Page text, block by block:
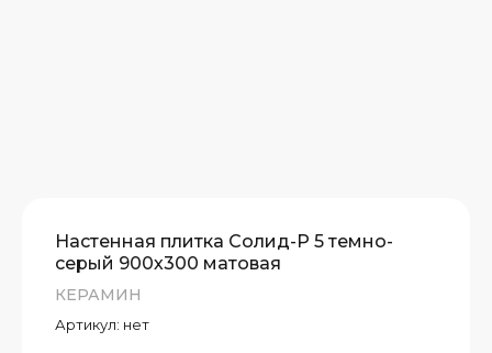
Настенная плитка Солид-Р 5 темно-
серый 900х300 матовая
КЕРАМИН
Артикул: нет